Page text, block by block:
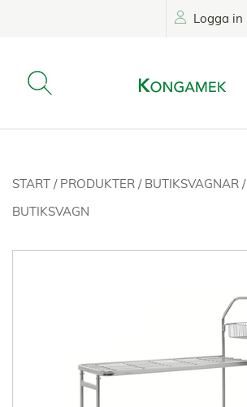
Logga in
START / PRODUKTER / BUTIKSVAGNAR /
BUTIKSVAGN